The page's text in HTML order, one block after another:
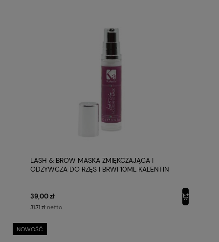
LASH & BROW MASKA ZMIĘKCZAJĄCA I
ODŻYWCZA DO RZĘS I BRWI 10ML KALENTIN
39,00 zł
31,71 zł netto
NOWOŚĆ